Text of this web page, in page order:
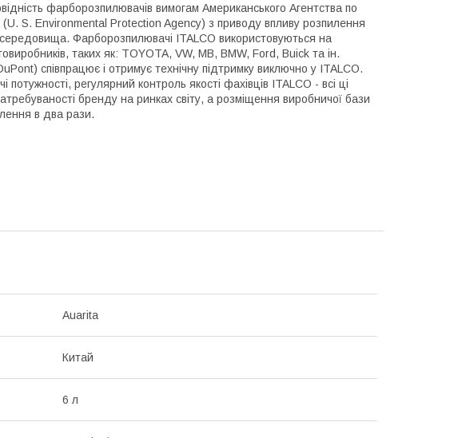
фарборозпилювачів вимогам Американського Агентства по
S. Environmental Protection Agency) з приводу впливу розпилення
Фарборозпилювачі ITALCO використовуються на
таких як: TOYOTA, VW, MB, BMW, Ford, Buick та ін.
співпрацює і отримує технічну підтримку виключно у ITALCO.
потужності, регулярний контроль якості фахівців ITALCO - всі ці
бренду на ринках світу, а розміщення виробничої бази
в два рази.
Auarita
Китай
6 л